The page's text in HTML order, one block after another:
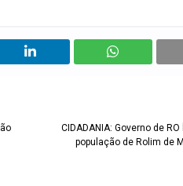
CIDADANIA: Governo de
população de Rolim de